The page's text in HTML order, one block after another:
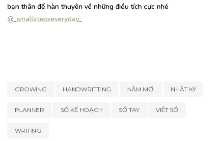
bạn thân để hàn thuyên về những điều tích cực nhé
@_smallstepseveryday_
GROWING HANDWRITTING NĂM MỚI NHẬT KÝ
PLANNER SỐ KẾ HOẠCH SỔ TAY VIẾT SỔ
WRITING